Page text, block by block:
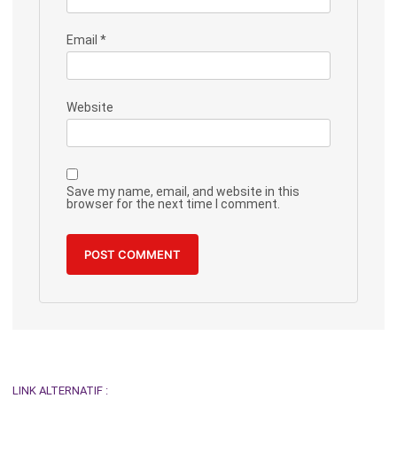
Email *
Website
Save my name, email, and website in this
browser for the next time I comment.
LINK ALTERNATIF :